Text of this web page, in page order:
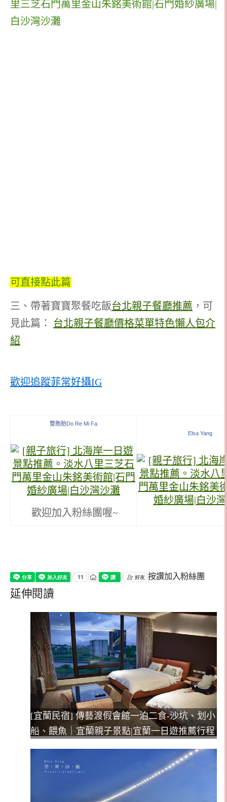
可直接點此篇
三、帶著寶寶聚餐吃飯台北親子餐廳推薦 ，可
見此篇： 台北親子餐廳價格菜單特色懶人包介
紹
歡迎追蹤菲常好攝IG
雙胞胎Do Re Mi Fa
歡迎加入粉絲團喔~
Elsa Yang
按讚加入粉絲團
延伸閱讀
[宜蘭民宿] 傳藝渡假會館一泊二食-沙坑、划小
船、餵魚｜宜蘭親子景點|宜蘭一日遊推薦行程